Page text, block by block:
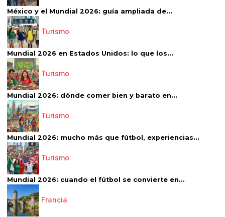
México y el Mundial 2026: guía ampliada de...
Turismo
Mundial 2026 en Estados Unidos: lo que los...
Turismo
Mundial 2026: dónde comer bien y barato en...
Turismo
Mundial 2026: mucho más que fútbol, experiencias...
Turismo
Mundial 2026: cuando el fútbol se convierte en...
Francia